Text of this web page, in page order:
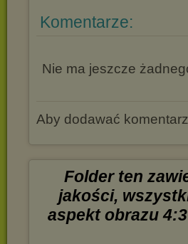
Komentarze:
Nie ma jeszcze
Aby dodawać
Folder ten
jakości,
aspekt obrazu